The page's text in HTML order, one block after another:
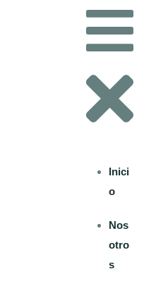
Inici
o
Nos
otro
s